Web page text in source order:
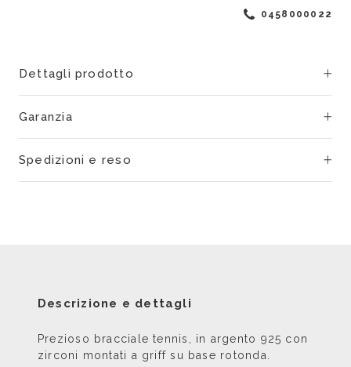
0458000022
Dettagli prodotto
Garanzia
Spedizioni e reso
Descrizione e dettagli
Prezioso bracciale tennis, in argento 925 con
zirconi montati a griff su base rotonda.